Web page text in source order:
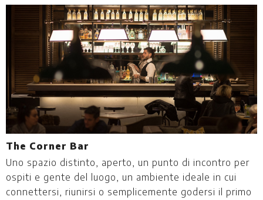
The Corner Bar
Uno spazio distinto, aperto, un punto di incontro per
ospiti e gente del luogo, un ambiente ideale in cui
connettersi, riunirsi o semplicemente godersi il primo